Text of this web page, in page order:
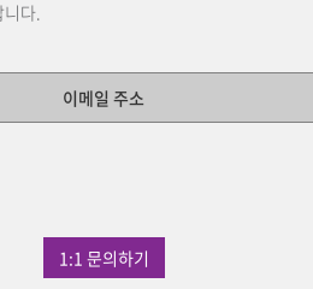
니다.
이메일 주소
1:1 문의하기